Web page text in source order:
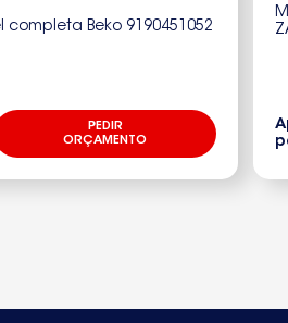
Beko 9190451052
PEDIR
ORÇAMENTO